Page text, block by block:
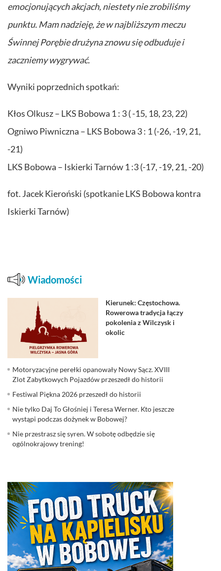
emocjonujących akcjach, niestety nie zrobiliśmy
punktu. Mam nadzieję, że w najbliższym meczu
Świnnej Porębie drużyna znowu się odbuduje i
zaczniemy wygrywać.
Wyniki poprzednich spotkań:
Kłos Olkusz – LKS Bobowa 1 : 3 ( -15, 18, 23, 22)
Ogniwo Piwniczna – LKS Bobowa 3 : 1 (-26, -19, 21,
-21)
LKS Bobowa – Iskierki Tarnów 1 :3 (-17, -19, 21, -20)
fot. Jacek Kieroński (spotkanie LKS Bobowa kontra
Iskierki Tarnów)
Wiadomości
Kierunek: Częstochowa.
Rowerowa tradycja łączy
pokolenia z Wilczysk i
okolic
Motoryzacyjne perełki opanowały Nowy Sącz. XVIII
Zlot Zabytkowych Pojazdów przeszedł do historii
Festiwal Piękna 2026 przeszedł do historii
Nie tylko Daj To Głośniej i Teresa Werner. Kto jeszcze
wystąpi podczas dożynek w Bobowej?
Nie przestrasz się syren. W sobotę odbędzie się
ogólnokrajowy trening!